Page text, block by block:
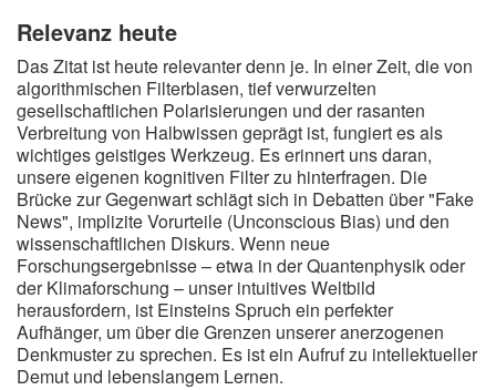
Relevanz heute
Das Zitat ist heute relevanter denn je. In einer Zeit, die von
algorithmischen Filterblasen, tief verwurzelten
gesellschaftlichen Polarisierungen und der rasanten
Verbreitung von Halbwissen geprägt ist, fungiert es als
wichtiges geistiges Werkzeug. Es erinnert uns daran,
unsere eigenen kognitiven Filter zu hinterfragen. Die
Brücke zur Gegenwart schlägt sich in Debatten über "Fake
News", implizite Vorurteile (Unconscious Bias) und den
wissenschaftlichen Diskurs. Wenn neue
Forschungsergebnisse – etwa in der Quantenphysik oder
der Klimaforschung – unser intuitives Weltbild
herausfordern, ist Einsteins Spruch ein perfekter
Aufhänger, um über die Grenzen unserer anerzogenen
Denkmuster zu sprechen. Es ist ein Aufruf zu intellektueller
Demut und lebenslangem Lernen.